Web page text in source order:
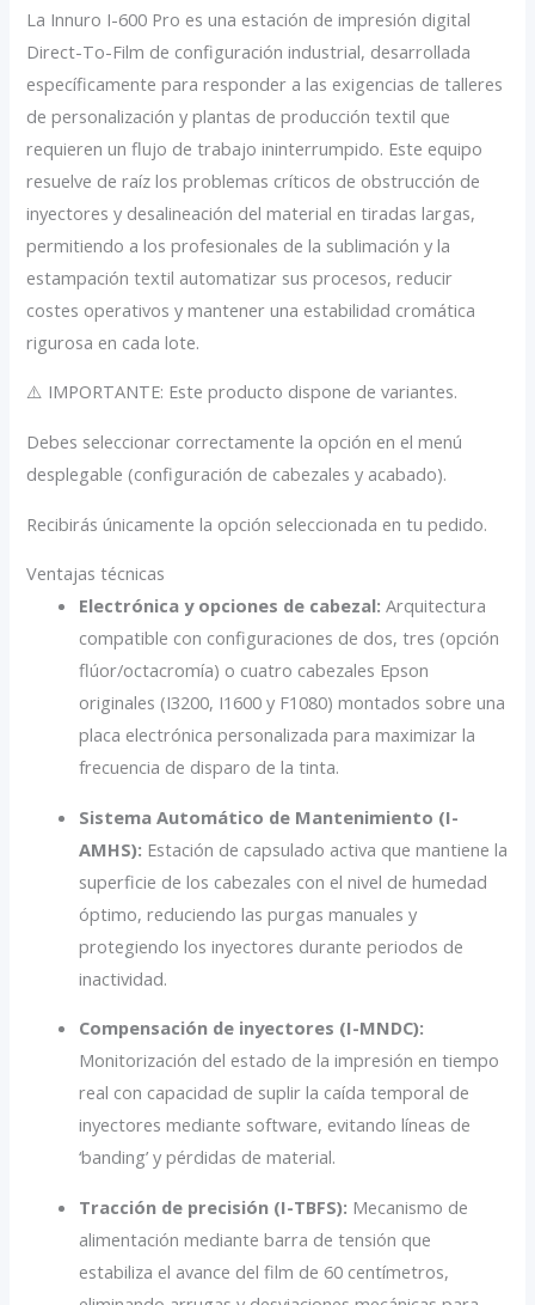
La Innuro I-600 Pro es una estación de impresión digital
Direct-To-Film de configuración industrial, desarrollada
específicamente para responder a las exigencias de talleres
de personalización y plantas de producción textil que
requieren un flujo de trabajo ininterrumpido. Este equipo
resuelve de raíz los problemas críticos de obstrucción de
inyectores y desalineación del material en tiradas largas,
permitiendo a los profesionales de la sublimación y la
estampación textil automatizar sus procesos, reducir
costes operativos y mantener una estabilidad cromática
rigurosa en cada lote.
⚠️ IMPORTANTE: Este producto dispone de variantes.
Debes seleccionar correctamente la opción en el menú
desplegable (configuración de cabezales y acabado).
Recibirás únicamente la opción seleccionada en tu pedido.
Ventajas técnicas
Electrónica y opciones de cabezal: Arquitectura
compatible con configuraciones de dos, tres (opción
flúor/octacromía) o cuatro cabezales Epson
originales (I3200, I1600 y F1080) montados sobre una
placa electrónica personalizada para maximizar la
frecuencia de disparo de la tinta.
Sistema Automático de Mantenimiento (I-
AMHS): Estación de capsulado activa que mantiene la
superficie de los cabezales con el nivel de humedad
óptimo, reduciendo las purgas manuales y
protegiendo los inyectores durante periodos de
inactividad.
Compensación de inyectores (I-MNDC):
Monitorización del estado de la impresión en tiempo
real con capacidad de suplir la caída temporal de
inyectores mediante software, evitando líneas de
‘banding’ y pérdidas de material.
Tracción de precisión (I-TBFS): Mecanismo de
alimentación mediante barra de tensión que
estabiliza el avance del film de 60 centímetros,